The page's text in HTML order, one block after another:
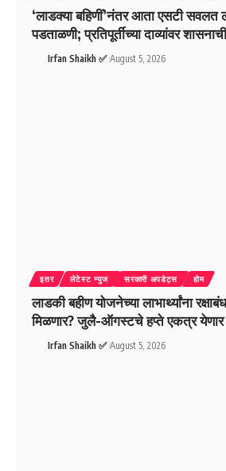
‘लाडक्या बहिणीं’नंतर आता एसटी सवलत
पडताळणी; प्रतिपूर्तीच्या दाव्यांवर
Irfan Shaikh ✅ August 5, 2026
इतर लेटेस्ट न्युज सरकारी अपडेट्स होम
लाडकी बहीण योजनेच्या लाभार्थ्यांना
मिळणार? जुलै-ऑगस्टचे हप्ते एकत्र येणार
Irfan Shaikh ✅ August 5, 2026